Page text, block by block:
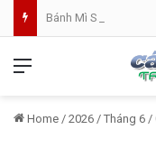
Bánh Mì Sáng | Thứ
Home / 2026 / Tháng 6 /